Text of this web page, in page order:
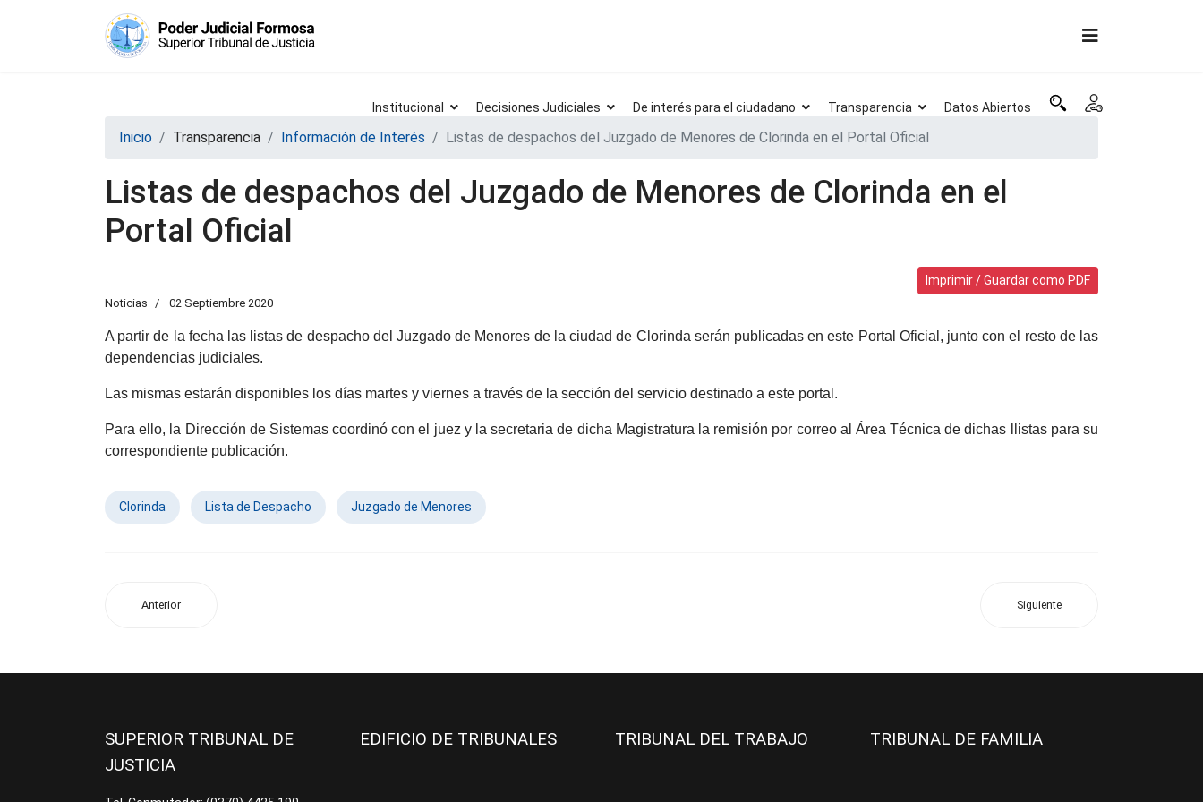
Institucional Decisiones Judiciales De interés para el ciudadano Transparencia Datos Abiertos
Inicio Transparencia Información de Interés Listas de despachos del Juzgado de Menores de Clorinda en el Portal Oficial
Listas de despachos del Juzgado de Menores de Clorinda en el
Portal Oficial
Imprimir / Guardar como PDF
Noticias 02 Septiembre 2020
A partir de la fecha las listas de despacho del Juzgado de Menores de la ciudad de Clorinda serán publicadas en este Portal Oficial, junto con el resto de las
dependencias judiciales.
Las mismas estarán disponibles los días martes y viernes a través de la sección del servicio destinado a este portal.
Para ello, la Dirección de Sistemas coordinó con el juez y la secretaria de dicha Magistratura la remisión por correo al Área Técnica de dichas llistas para su
correspondiente publicación.
Clorinda Lista de Despacho Juzgado de Menores
Anterior Siguiente
SUPERIOR TRIBUNAL DE
JUSTICIA
EDIFICIO DE TRIBUNALES TRIBUNAL DEL TRABAJO TRIBUNAL DE FAMILIA